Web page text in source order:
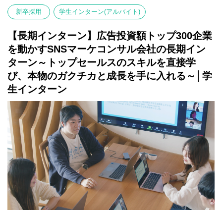
新卒採用 学生インターン(アルバイト)
【長期インターン】広告投資額トップ300企業
を動かすSNSマーケコンサル会社の長期イン
ターン～トップセールスのスキルを直接学
び、本物のガクチカと成長を手に入れる～│学
生インターン